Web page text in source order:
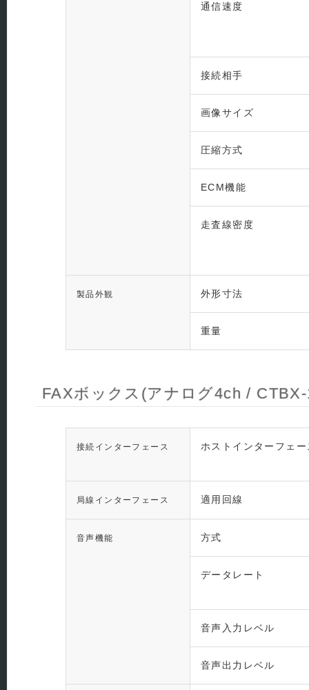
通信速度
接続相手
画像サイズ
圧縮方式
ECM機能
走査線密度
製品外観 外形寸法
重量
FAXボックス(アナログ4ch /
接続インターフェース ホストインターフェー
局線インターフェース 適用回線
音声機能 方式
データレート
音声入力レベル
音声出力レベル